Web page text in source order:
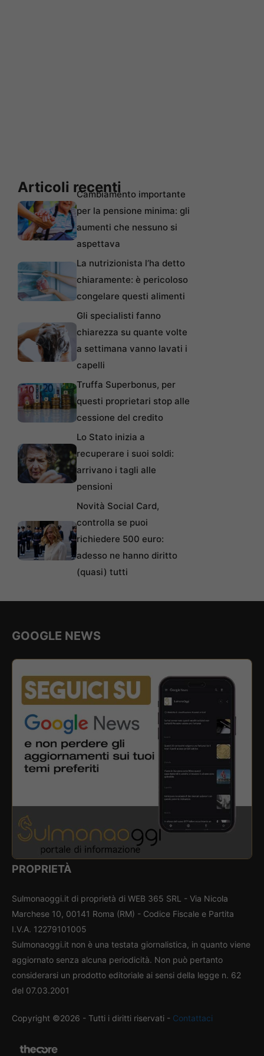
Articoli recentiCambiamento importante
per la pensione minima: gli
aumenti che nessuno si
aspettava
La nutrizionista l’ha detto
chiaramente: è pericoloso
congelare questi alimenti
Gli specialisti fanno
chiarezza su quante volte
a settimana vanno lavati i
capelli
Truffa Superbonus, per
questi proprietari stop alle
cessione del credito
Lo Stato inizia a
recuperare i suoi soldi:
arrivano i tagli alle
pensioni
Novità Social Card,
controlla se puoi
richiedere 500 euro:
adesso ne hanno diritto
(quasi) tutti
GOOGLE NEWS
PROPRIETÀ
Sulmonaoggi.it di proprietà di WEB 365 SRL - Via Nicola
Marchese 10, 00141 Roma (RM) - Codice Fiscale e Partita
I.V.A. 12279101005
Sulmonaoggi.it non è una testata giornalistica, in quanto viene
aggiornato senza alcuna periodicità. Non può pertanto
considerarsi un prodotto editoriale ai sensi della legge n. 62
del 07.03.2001
Copyright ©2026 - Tutti i diritti riservati - Contattaci